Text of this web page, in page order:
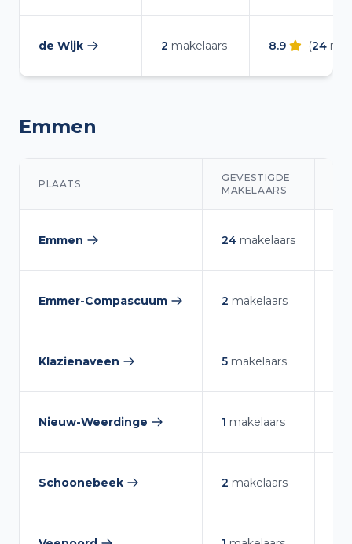
de Wijk
— makelaars vergelijken
2 makelaars 8.9 (24
Emmen
PLAATS
GEVESTIGDE
MAKELAARS
Emmen
— makelaars vergelijken 24 makelaars
Emmer-Compascuum
— makelaars vergelijken 2 makelaars
Klazienaveen
— makelaars vergelijken 5 makelaars
Nieuw-Weerdinge
— makelaars vergelijken 1 makelaars
Schoonebeek
— makelaars vergelijken 2 makelaars